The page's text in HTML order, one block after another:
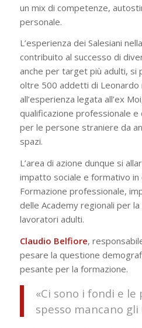
un mix di competenze,
personale.
L’esperienza dei Salesiani
contribuito al successo di
anche per target più adulti, si
oltre 500 addetti di Leonardo
all’esperienza legata all’ex
qualificazione professionale
per le persone straniere da
spazi.
L’area di azione dunque si
impatto sociale e formativo in
Formazione professionale,
delle Academy regionali per
lavoratori adulti.
Claudio Belfiore,
pesare la questione
pesante per la formazione.
«Ci sono i fondi e
spesso mancano